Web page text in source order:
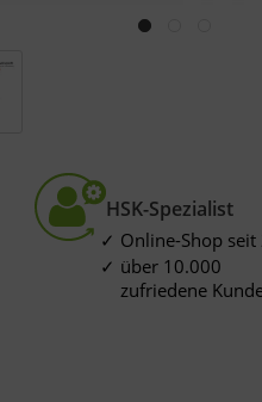
HSK-Spezialist
Online-Shop seit
über 10.000
zufriedene